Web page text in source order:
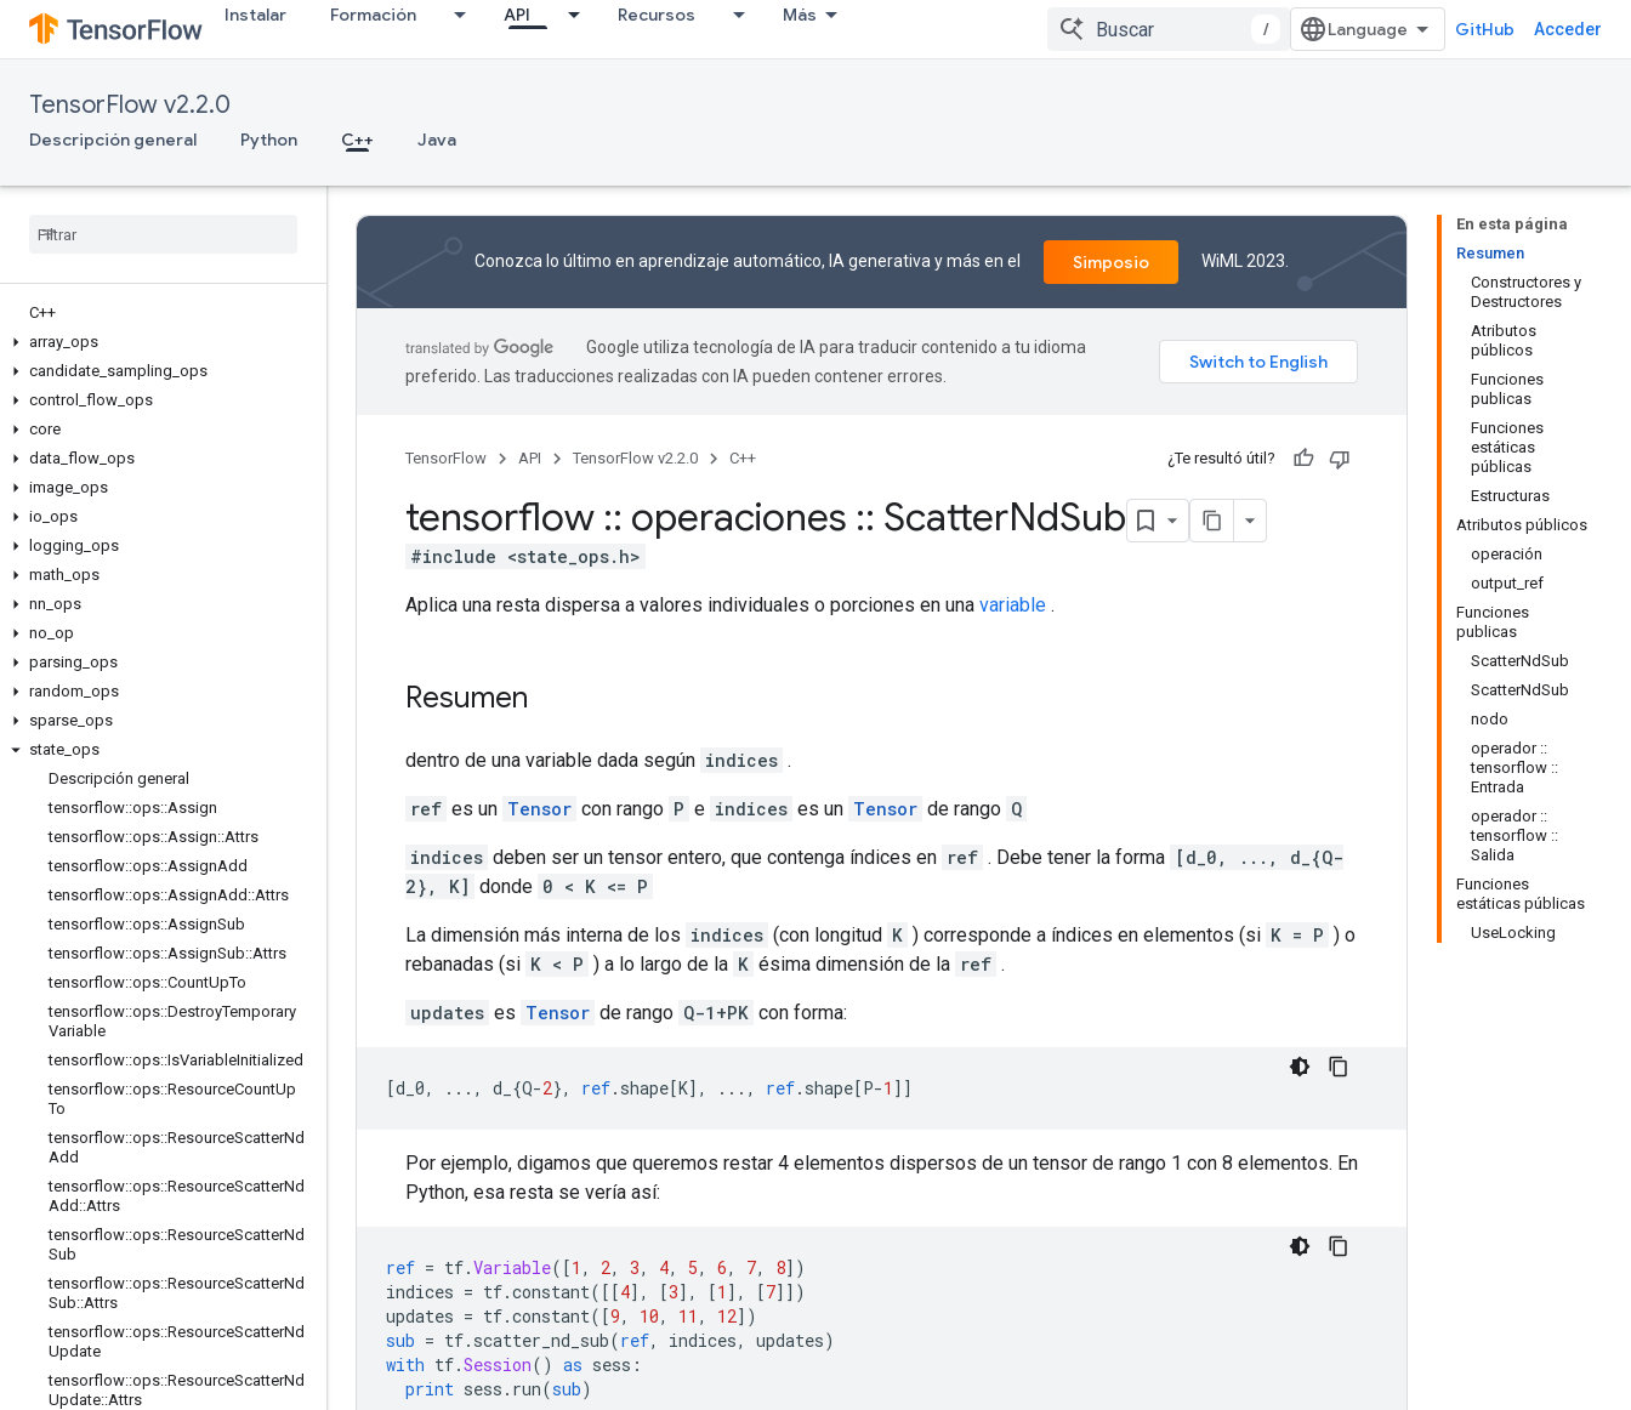
Instalar Formación API Recursos Más
/ GitHub Acceder
TensorFlow v2.2.0
Descripción general Python C++ Java
C++
array ops
candidate sampling ops
control
flow ops
core
data flow ops
image ops
io ops
logging ops
math ops
nn ops
no op
parsing ops
random ops
sparse ops
state ops
Descripción general
tensorflow::ops::Assign
tensorflow::ops::Assign::Attrs
tensorflow::ops::AssignAdd
tensorflow::ops::AssignAdd ::Attrs
tensorflow::ops::AssignSub
tensorflow::ops::AssignSub::Attrs
tensorflow::ops::CountUpTo
tensorflow::ops::DestroyTemporary
Variable
tensorflow::ops::IsVariableInitialized
tensorflow::ops::ResourceCountUp
To
tensorflow::ops::ResourceScatterNd
Add
tensorflow::ops::ResourceScatterNd
Add ::Attrs
tensorflow::ops::ResourceScatterNd
Sub
tensorflow::ops::ResourceScatterNd
Sub::Attrs
tensorflow::ops::ResourceScatterNd
Update
tensorflow::ops::ResourceScatterNd
Update::Attrs
En esta página
Resumen
Constructores y
Destructores
Atributos
públicos
Funciones
publicas
Funciones
estáticas
públicas
Estructuras
Atributos públicos
operación
output_ref
Funciones
publicas
ScatterNdSub
ScatterNdSub
nodo
operador ::
tensorflow ::
Entrada
operador ::
tensorflow ::
Salida
Funciones
estáticas públicas
UseLocking
Conozca lo último en aprendizaje automático, IA generativa y más en el Simposio WiML 2023.
Google utiliza tecnología de IA para traducir contenido a tu idioma
preferido. Las traducciones realizadas con IA pueden contener errores.
TensorFlow API TensorFlow v2.2.0 C++ ¿Te resultó útil?
tensorflow :: operaciones :: ScatterNdSub
#include <state_ops.h>
Aplica una resta dispersa a valores individuales o porciones en una variable .
Resumen
dentro de una variable dada según indices .
ref es un Tensor con rango P e indices es un Tensor de rango Q
indices deben ser un tensor entero, que contenga índices en ref . Debe tener la forma [d_0, ..., d_{Q-
2}, K] donde 0 < K <= P
La dimensión más interna de los indices (con longitud K ) corresponde a índices en elementos (si K = P ) o
rebanadas (si K < P ) a lo largo de la K ésima dimensión de la ref .
updates es Tensor de rango Q-1+PK con forma:
[d_0, ..., d_ {Q-2}, ref. shape[K], ..., ref. shape[P-1 ]]
Por ejemplo, digamos que queremos restar 4 elementos dispersos de un tensor de rango 1 con 8 elementos. En
Python, esa resta se vería así:
ref = tf.Variable([1 , 2, 3, 4, 5, 6, 7, 8])
indices = tf.constant([[4], [3], [1 ], [7]])
updates = tf.constant([9, 10, 11 , 12])
sub = tf. scatter_nd_sub(ref, indices, updates)
with tf.Session() as sess :
print sess . run(sub)